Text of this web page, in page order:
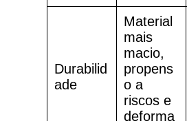
Durabilid
ade
Material
mais
macio,
propens
o a
riscos e
deforma